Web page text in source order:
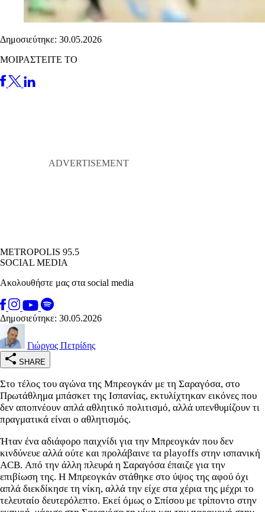
Δημοσιεύτηκε: 30.05.2026
ΜΟΙΡΑΣΤΕΙΤΕ ΤΟ
METROPOLIS 95.5
SOCIAL MEDIA
Ακολουθήστε μας στα social media
Δημοσιεύτηκε: 30.05.2026
Γιώργος Πετρίδης
SHARE
Στο τέλος του αγώνα της Μπρεογκάν με τη Σαραγόσα, στο
Πρωτάθλημα μπάσκετ της Ισπανίας, εκτυλίχτηκαν εικόνες που
δεν αποπνέουν απλά αθλητικό πολιτισμό, αλλά υπενθυμίζουν τι
πραγματικά είναι ο αθλητισμός.
Ήταν ένα αδιάφορο παιχνίδι για την Μπρεογκάν που δεν
κινδύνευε αλλά ούτε και προλάβαινε τα playoffs στην ισπανική
ACB. Από την άλλη πλευρά η Σαραγόσα έπαιζε για την
επιβίωση της. Η Μπρεογκάν στάθηκε στο ύψος της αφού όχι
απλά διεκδίκησε τη νίκη, αλλά την είχε στα χέρια της μέχρι το
τελευταίο δευτερόλεπτο. Εκεί όμως ο Σπίσου με τρίποντο στην